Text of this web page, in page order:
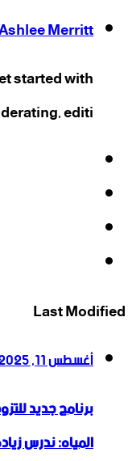
Merritt
started with
editi...
Last Modified
أغسطس 11, 2025
برنامج جديد
المياه: ندرس